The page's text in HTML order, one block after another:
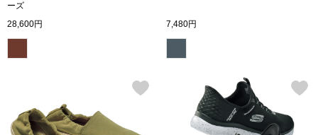
ベスト
その他
ーズ
28,600円
7,480円